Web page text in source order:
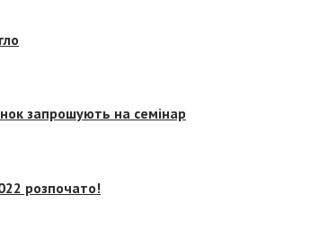
запрошують на семінар
розпочато!